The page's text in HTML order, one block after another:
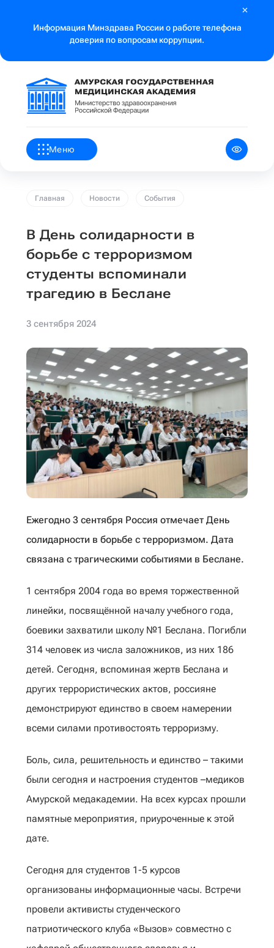
Информация Минздрава России о работе телефона
доверия по вопросам коррупции.
Меню
Главная Новости События
В День солидарности в
борьбе с терроризмом
студенты вспоминали
трагедию в Беслане
3 сентября 2024
Ежегодно 3 сентября Россия отмечает День
солидарности в борьбе с терроризмом. Дата
связана с трагическими событиями в Беслане.
1 сентября 2004 года во время торжественной
линейки, посвящённой началу учебного года,
боевики захватили школу №1 Беслана. Погибли
314 человек из числа заложников, из них 186
детей. Сегодня, вспоминая жертв Беслана и
других террористических актов, россияне
демонстрируют единство в своем намерении
всеми силами противостоять терроризму.
Боль, сила, решительность и единство – такими
были сегодня и настроения студентов –медиков
Амурской медакадемии. На всех курсах прошли
памятные мероприятия, приуроченные к этой
дате.
Сегодня для студентов 1-5 курсов
организованы информационные часы. Встречи
провели активисты студенческого
патриотического клуба «Вызов» совместно с